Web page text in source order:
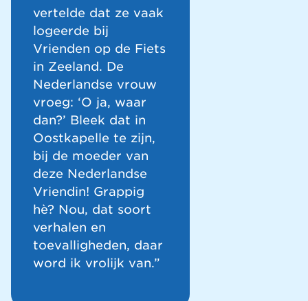
vertelde dat ze vaak
logeerde bij
Vrienden op de Fiets
in Zeeland. De
Nederlandse vrouw
vroeg: ‘O ja, waar
dan?’ Bleek dat in
Oostkapelle te zijn,
bij de moeder van
deze Nederlandse
Vriendin! Grappig
hè? Nou, dat soort
verhalen en
toevalligheden, daar
word ik vrolijk van.”